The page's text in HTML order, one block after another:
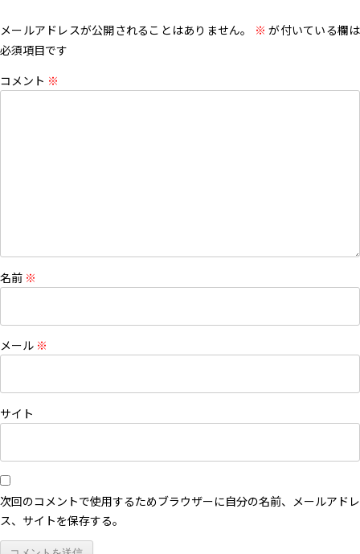
メールアドレスが公開されることはありません。 ※ が付いている欄は
必須項目です
コメント ※
名前 ※
メール ※
サイト
次回のコメントで使用するためブラウザーに自分の名前、メールアドレ
ス、サイトを保存する。